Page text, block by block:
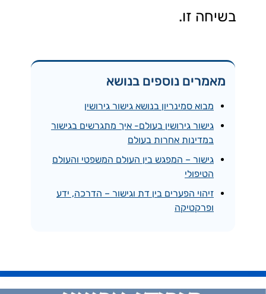
בשיחה זו.
מאמרים נוספים בנושא
מבוא סמינריון בנושא גישור גירושין
גישור גירושין בעולם- איך מתגרשים בגישור
במדינות אחרות בעולם
גישור – המפגש בין העולם המשפטי והעולם
הטיפולי
זיהוי הפערים בין דת וגישור – הדרכה, ידע
ופרקטיקה